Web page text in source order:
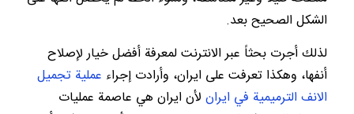
الشكل الصحيح بعد.
لذلك أجرت بحثاً عبر الانترنت لمعرفة أفضل خيار لإصلاح
أنفها، وهكذا تعرفت على ايران، وأرادت إجراء عملية تجميل
الانف الترميمية في ايرانلأن ايران هي عاصمة عمليات